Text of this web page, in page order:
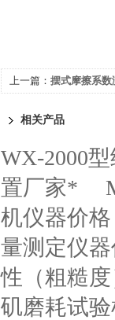
上一篇： 摆式摩擦系
相关产品
WX-2000
置厂家*
机仪器价格
量测定仪
性（粗糙
矶磨耗试